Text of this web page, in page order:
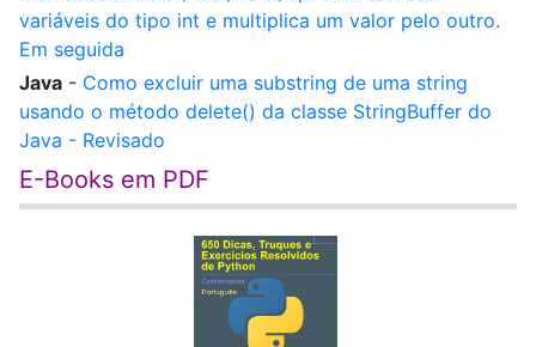
variáveis do tipo int e multiplica um valor pelo outro.
Em seguida
Java - Como excluir uma substring de uma string
usando o método delete() da classe StringBuffer do
Java - Revisado
E-Books em PDF